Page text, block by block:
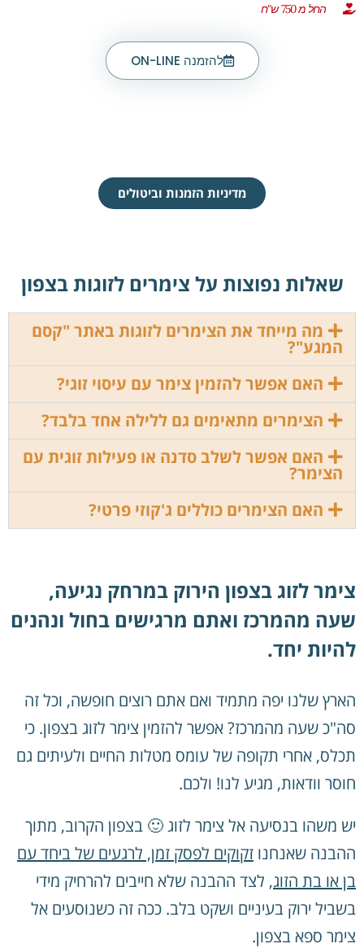
החל מ 750 ש"ח
להזמנה ON-LINE
מדיניות הזמנות וביטולים
שאלות נפוצות על צימרים לזוגות בצפון
מה מייחד את הצימרים לזוגות באתר "קסם
המגע"?
האם אפשר להזמין צימר עם עיסוי זוגי?
הצימרים מתאימים גם ללילה אחד בלבד?
האם אפשר לשלב סדנה או פעילות זוגית עם
הצימר?
האם הצימרים כוללים ג'קוזי פרטי?
צימר לזוג בצפון הירוק במרחק נגיעה,
שעה מהמרכז ואתם מרגישים בחול ונהנים
להיות יחד.
הארץ שלנו יפה מתמיד ואם אתם רוצים חופשה, וכל זה
סה"כ שעה מהמרכז? אפשר להזמין צימר לזוג בצפון. כי
תכלס, אחרי תקופה של עומס מטלות החיים ולעיתים גם
חוסר וודאות, מגיע לנו! ולכם.
יש משהו בנסיעה אל צימר לזוג 🙂 בצפון הקרוב, מתוך
ההבנה שאנחנו זקוקים לפסק זמן, לרגעים של ביחד עם
בן או בת הזוג, לצד ההבנה שלא חייבים להרחיק מידי
בשביל ירוק בעיניים ושקט בלב. ככה זה כשנוסעים אל
צימר ספא בצפון.